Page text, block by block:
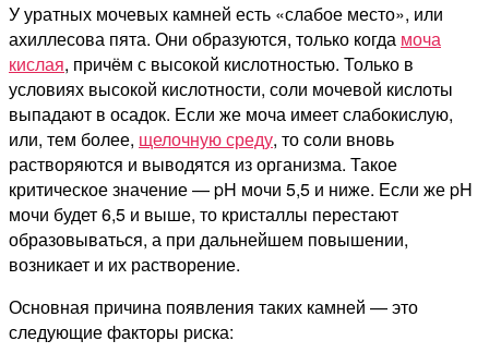
У уратных мочевых камней есть «слабое место», или
ахиллесова пята. Они образуются, только когда моча
кислая, причём с высокой кислотностью. Только в
условиях высокой кислотности, соли мочевой кислоты
выпадают в осадок. Если же моча имеет слабокислую,
или, тем более, щелочную среду, то соли вновь
растворяются и выводятся из организма. Такое
критическое значение — pH мочи 5,5 и ниже. Если же pH
мочи будет 6,5 и выше, то кристаллы перестают
образовываться, а при дальнейшем повышении,
возникает и их растворение.
Основная причина появления таких камней — это
следующие факторы риска: